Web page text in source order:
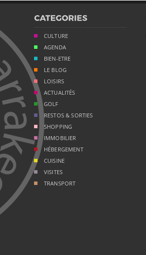
CULTURE
AGENDA
BIEN-ETRE
LE BLOG
LOISIRS
ACTUALITÉS
GOLF
RESTOS & SORTIES
SHOPPING
IMMOBILIER
HÉBERGEMENT
CUISINE
VISITES
TRANSPORT